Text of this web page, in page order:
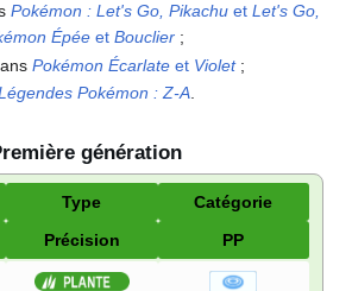
Pokémon : Let's Go, Pikachu etLet's Go,
Épée etBouclier ;
Pokémon Écarlate et Violet ;
Pokémon :Z-A
génération
Type
Catégorie
Précision PP